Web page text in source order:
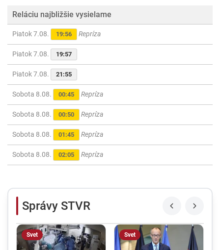
Reláciu najbližšie vysielame
Piatok 7.08. 19:56 Repríza
Piatok 7.08. 19:57
Piatok 7.08. 21:55
Sobota 8.08. 00:45 Repríza
Sobota 8.08. 00:50 Repríza
Sobota 8.08. 01:45 Repríza
Sobota 8.08. 02:05 Repríza
Správy STVR
Svet Svet